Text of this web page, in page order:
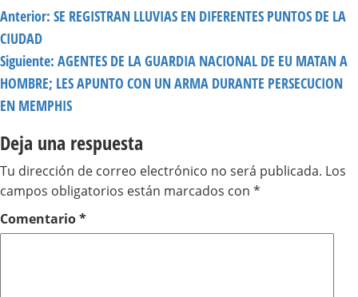
Navegación
de
entradas
Anterior: SE REGISTRAN LLUVIAS EN DIFERENTES PUNTOS DE LA
CIUDAD
Siguiente: AGENTES DE LA GUARDIA NACIONAL DE EU MATAN A
HOMBRE; LES APUNTO CON UN ARMA DURANTE PERSECUCION
EN MEMPHIS
Deja una respuesta
Tu dirección de correo electrónico no será publicada. Los
campos obligatorios están marcados con *
Comentario*